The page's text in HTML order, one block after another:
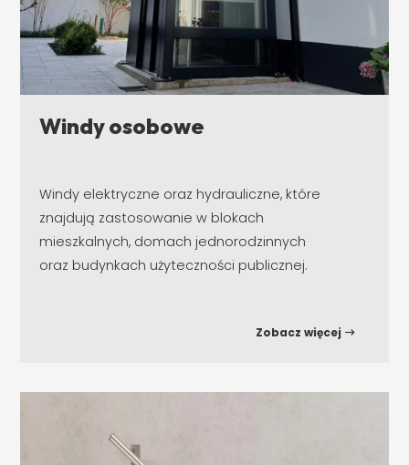
Windy osobowe
Windy elektryczne oraz hydrauliczne, które
znajdują zastosowanie w blokach
mieszkalnych, domach jednorodzinnych
oraz budynkach użyteczności publicznej.
Zobacz więcej